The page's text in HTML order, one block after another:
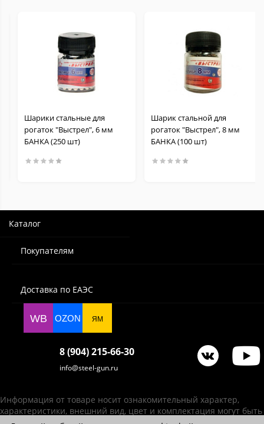
Шарики стальные для
рогаток "Выстрел", 6 мм
БАНКА (250 шт)
Шарик стальной для
рогаток "Выстрел", 8 мм
БАНКА (100 шт)
Каталог
Покупателям
Доставка по ЕАЭС
WB OZON ЯМ
8 (904) 215-66-30
info@steel-gun.ru
Информация от товаре носит ознакомительный характер,
характеристики, внешний вид, цвет и комплектация могут быть